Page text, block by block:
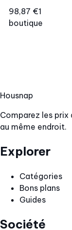
98,87 €1
boutique
Housnap
Comparez les
au même endroit.
Explorer
Catégories
Bons plans
Guides
Société